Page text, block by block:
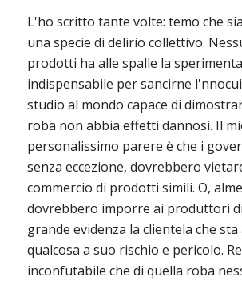
L'ho scritto tante volte: temo che
una specie di delirio collettivo.
prodotti ha alle spalle la
indispensabile per sancirne
studio al mondo capace di
roba non abbia effetti dannosi. Il
personalissimo parere è che i
senza eccezione, dovrebbero
commercio di prodotti simili. O,
dovrebbero imporre ai produttori
grande evidenza la clientela che
qualcosa a suo rischio e pericolo.
inconfutabile che di quella roba